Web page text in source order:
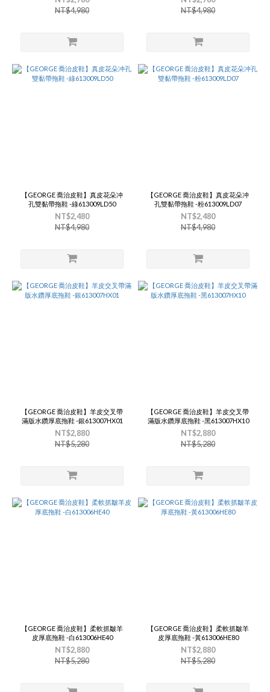
NT$4,980
NT$4,980
【GEORGE 喬治皮鞋】真皮花朵冲
孔雙黏帶拖鞋 -綠613009LD50
NT$2,480
NT$4,980
【GEORGE 喬治皮鞋】真皮花朵冲
孔雙黏帶拖鞋 -粉613009LD07
NT$2,480
NT$4,980
【GEORGE 喬治皮鞋】羊皮交叉帶
滿版水鑽厚底拖鞋 -銀613007HX01
NT$2,880
NT$5,280
【GEORGE 喬治皮鞋】羊皮交叉帶
滿版水鑽厚底拖鞋 -黑613007HX10
NT$2,880
NT$5,280
【GEORGE 喬治皮鞋】柔軟抓皺羊
皮厚底拖鞋 -白613006HE40
NT$2,880
NT$5,280
【GEORGE 喬治皮鞋】柔軟抓皺羊
皮厚底拖鞋 -黃613006HE80
NT$2,880
NT$5,280